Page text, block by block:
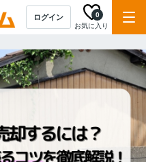
ログイン
お気に入り
0